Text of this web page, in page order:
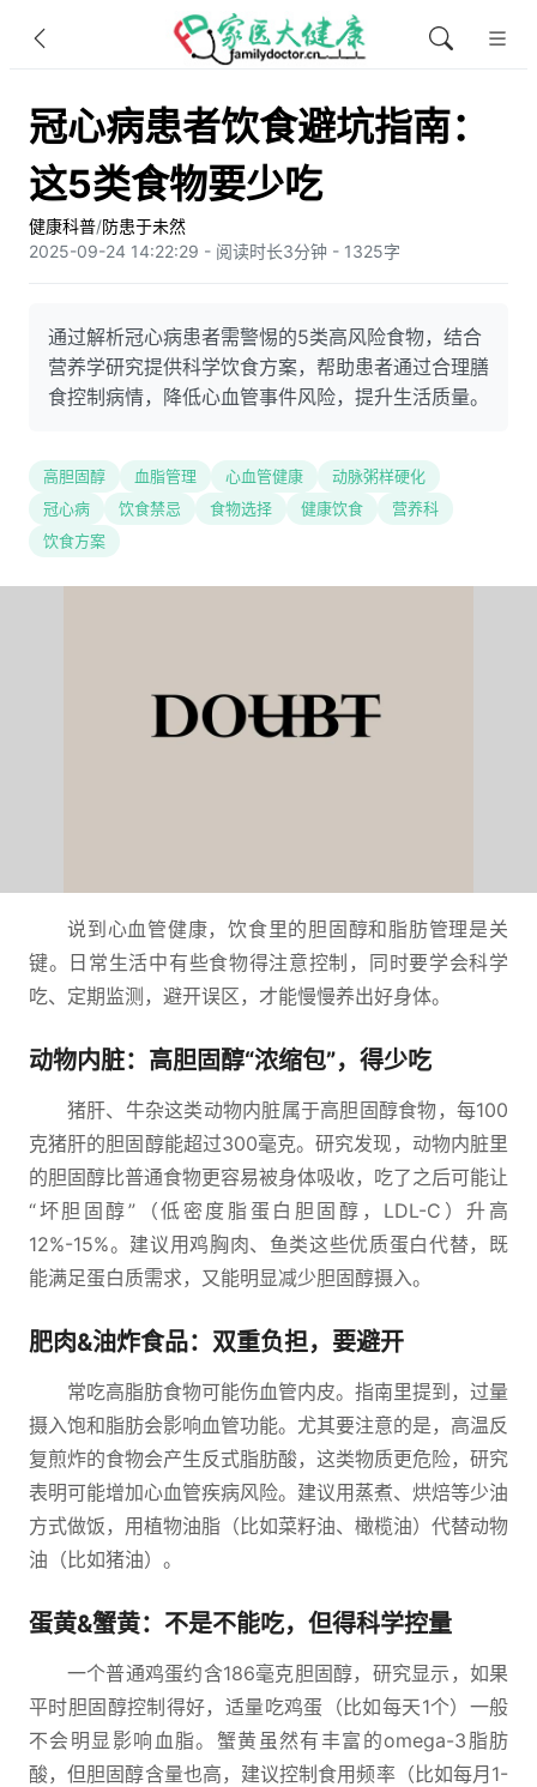
冠心病患者饮食避坑指南：
这5类食物要少吃
健康科普/防患于未然
2025-09-24 14:22:29 - 阅读时长3分钟 - 1325字
通过解析冠心病患者需警惕的5类高风险食物，结合
营养学研究提供科学饮食方案，帮助患者通过合理膳
食控制病情，降低心血管事件风险，提升生活质量。
高胆固醇 血脂管理 心血管健康
动脉粥样硬化
冠心病
饮食禁忌 食物选择 健康饮食
营养科
饮食方案
说到心血管健康，饮食里的胆固醇和脂肪管理是关
键。日常生活中有些食物得注意控制，同时要学会科学
吃、定期监测，避开误区，才能慢慢养出好身体。
动物内脏：高胆固醇“浓缩包”，得少吃
猪肝、牛杂这类动物内脏属于高胆固醇食物，每100
克猪肝的胆固醇能超过300毫克。研究发现，动物内脏里
的胆固醇比普通食物更容易被身体吸收，吃了之后可能让
“坏胆固醇”（低密度脂蛋白胆固醇，LDL-C）升高
12%-15%。建议用鸡胸肉、鱼类这些优质蛋白代替，既
能满足蛋白质需求，又能明显减少胆固醇摄入。
肥肉&油炸食品：双重负担，要避开
常吃高脂肪食物可能伤血管内皮。指南里提到，过量
摄入饱和脂肪会影响血管功能。尤其要注意的是，高温反
复煎炸的食物会产生反式脂肪酸，这类物质更危险，研究
表明可能增加心血管疾病风险。建议用蒸煮、烘焙等少油
方式做饭，用植物油脂（比如菜籽油、橄榄油）代替动物
油（比如猪油）。
蛋黄&蟹黄：不是不能吃，但得科学控量
一个普通鸡蛋约含186毫克胆固醇，研究显示，如果
平时胆固醇控制得好，适量吃鸡蛋（比如每天1个）一般
不会明显影响血脂。蟹黄虽然有丰富的omega-3脂肪
酸，但胆固醇含量也高，建议控制食用频率（比如每月1-